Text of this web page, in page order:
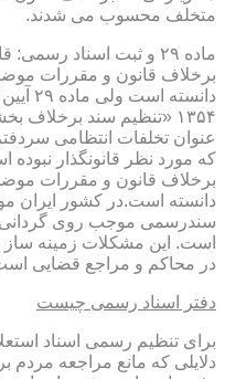
متخلف محسوب می شدند.
ماده ۲۹ و ثبت اسناد
برخلاف قانون و مقررات
۱۳۵۴ «تنظیم سند برخلاف
عنوان تخلفات انتظامی
که مورد نظر قانونگذار
برخلاف قانون و مقررات
دانسته است.در کشور ایران
سندرسمی موجب روی گردانی
است. این مشکلات زمینه
در محاکم و مراجع قضایی
دفتر اسناد رسمی چیست
برای تنظیم رسمی اسناد
دلایلی که مانع مراجعه